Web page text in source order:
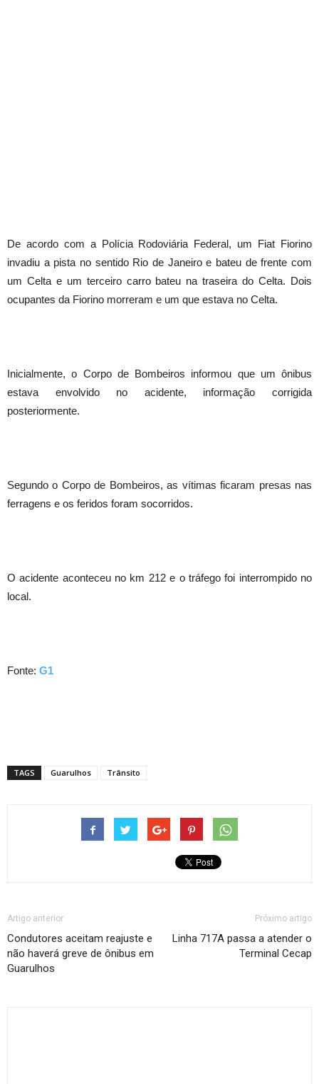
De acordo com a Polícia Rodoviária Federal, um Fiat Fiorino
invadiu a pista no sentido Rio de Janeiro e bateu de frente com
um Celta e um terceiro carro bateu na traseira do Celta. Dois
ocupantes da Fiorino morreram e um que estava no Celta.
Inicialmente, o Corpo de Bombeiros informou que um ônibus
estava envolvido no acidente, informação corrigida
posteriormente.
Segundo o Corpo de Bombeiros, as vítimas ficaram presas nas
ferragens e os feridos foram socorridos.
O acidente aconteceu no km 212 e o tráfego foi interrompido no
local.
Fonte: G1
TAGS Guarulhos Trânsito
Artigo anterior
Condutores aceitam reajuste e
não haverá greve de ônibus em
Guarulhos
Próximo artigo
Linha 717A passa a atender o
Terminal Cecap